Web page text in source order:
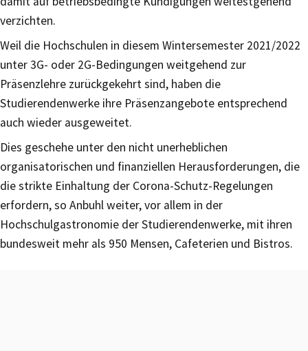
verzichten.
Weil die Hochschulen in diesem Wintersemester 2021/2022
unter 3G- oder 2G-Bedingungen weitgehend zur
Präsenzlehre zurückgekehrt sind, haben die
Studierendenwerke ihre Präsenzangebote entsprechend
auch wieder ausgeweitet.
Dies geschehe unter den nicht unerheblichen
organisatorischen und finanziellen Herausforderungen, die
die strikte Einhaltung der Corona-Schutz-Regelungen
erfordern, so Anbuhl weiter, vor allem in der
Hochschulgastronomie der Studierendenwerke, mit ihren
bundesweit mehr als 950 Mensen, Cafeterien und Bistros.